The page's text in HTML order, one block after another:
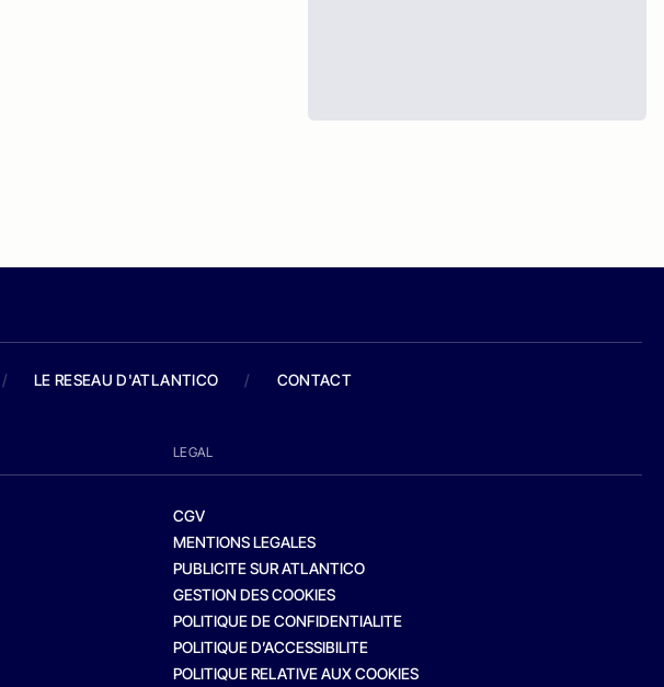
/ LE RESEAU D'ATLANTICO / CONTACT
LEGAL
CGV
MENTIONS LEGALES
PUBLICITE SUR ATLANTICO
GESTION DES COOKIES
POLITIQUE DE CONFIDENTIALITE
POLITIQUE D’ACCESSIBILITE
POLITIQUE RELATIVE AUX COOKIES